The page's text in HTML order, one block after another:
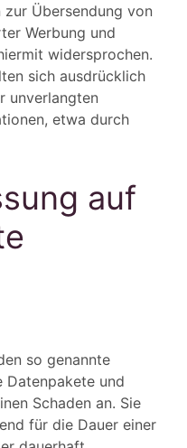
Übersendung von
Werbung und
widersprochen.
sich ausdrücklich
unverlangten
etwa durch
auf
so genannte
Datenpakete und
Schaden an. Sie
für die Dauer einer